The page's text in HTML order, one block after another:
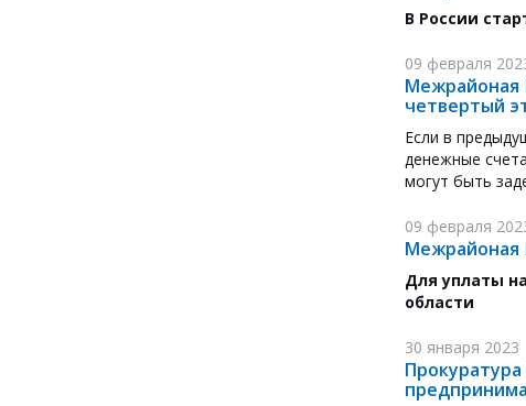
В России
09 февраля
Межрайоная
четвертый
Если в
денежные
могут быть
09 февраля
Межрайоная
Для уплаты
области
30 января 2023